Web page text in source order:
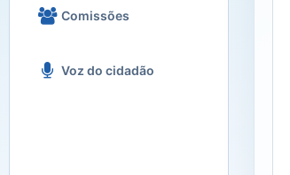
Comissões
Voz do cidadão